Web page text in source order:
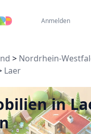
Anmelden
> Nordrhein-
Laer
in